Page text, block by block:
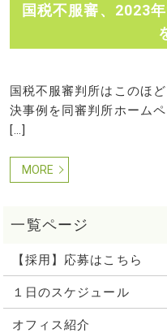
国税不服審、2023
国税不服審判所はこのほ
決事例を同審判所ホーム
[…]
MORE
【採用】応募はこちら
１日のスケジュール
オフィス紹介